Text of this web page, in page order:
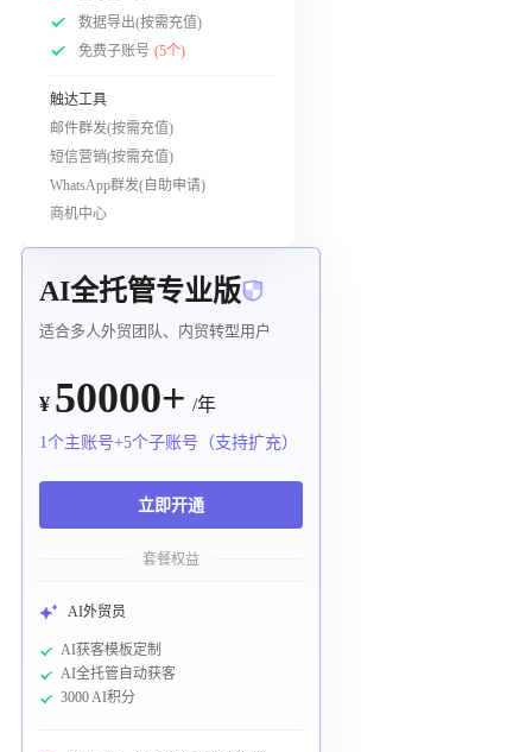
数据导出(按需充值)
免费子账号 (5个)
触达工具
邮件群发(按需充值)
短信营销(按需充值)
WhatsApp群发(自助申请)
商机中心
AI全托管专业版
适合多人外贸团队、内贸转型用户
¥ 50000+ /年
1个主账号+5个子账号（支持扩充）
立即开通
套餐权益
AI外贸员
AI获客模板定制
AI全托管自动获客
3000 AI积分